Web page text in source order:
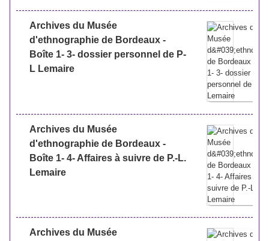
Archives du Musée
d'ethnographie de Bordeaux -
Boîte 1- 3- dossier personnel de P-
L Lemaire
Archives du Musée
d'ethnographie de Bordeaux -
Boîte 1- 4- Affaires à suivre de P.-L.
Lemaire
Archives du Musée